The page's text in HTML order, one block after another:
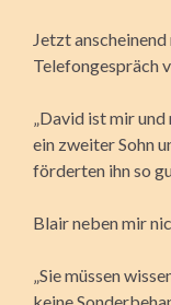
Jetzt
Telefongespräch
„David ist mir
ein zweiter Sohn
förderten ihn so
Blair neben mir
„Sie müssen
keine